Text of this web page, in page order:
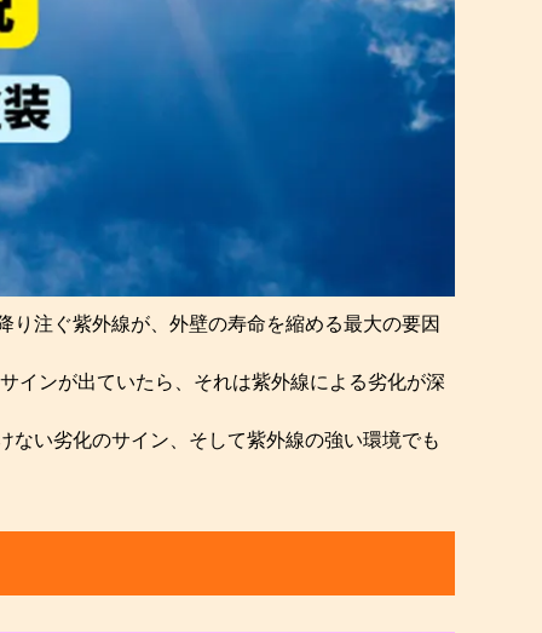
注ぐ紫外線が、外壁の寿命を縮める最大の要因
インが出ていたら、それは紫外線による劣化が深
い劣化のサイン、そして紫外線の強い環境でも